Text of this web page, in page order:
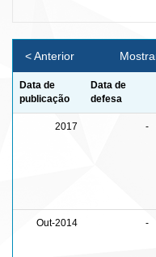
< Anterior
Data de
publicação
Data de
defesa
2017 -
Out-2014 -